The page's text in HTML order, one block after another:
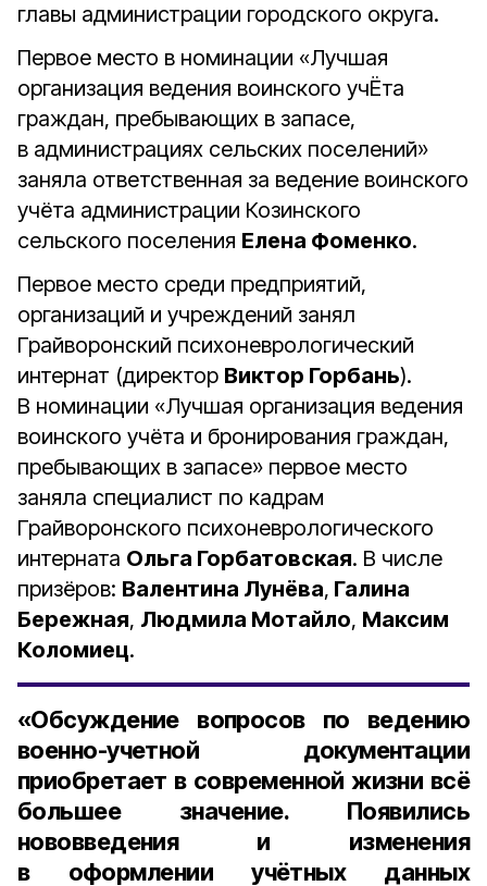
главы администрации городского округа.
Первое место в номинации «Лучшая
организация ведения воинского учЁта
граждан, пребывающих в запасе,
в администрациях сельских поселений»
заняла ответственная за ведение воинского
учёта администрации Козинского
сельского поселения Елена Фоменко.
Первое место среди предприятий,
организаций и учреждений занял
Грайворонский психоневрологический
интернат (директор Виктор Горбань).
В номинации «Лучшая организация ведения
воинского учёта и бронирования граждан,
пребывающих в запасе» первое место
заняла специалист по кадрам
Грайворонского психоневрологического
интерната Ольга Горбатовская. В числе
призёров: Валентина Лунёва, Галина
Бережная, Людмила Мотайло, Максим
Коломиец.
«Обсуждение вопросов по ведению
военно-учетной документации
приобретает в современной жизни всё
большее значение. Появились
нововведения и изменения
в оформлении учётных данных